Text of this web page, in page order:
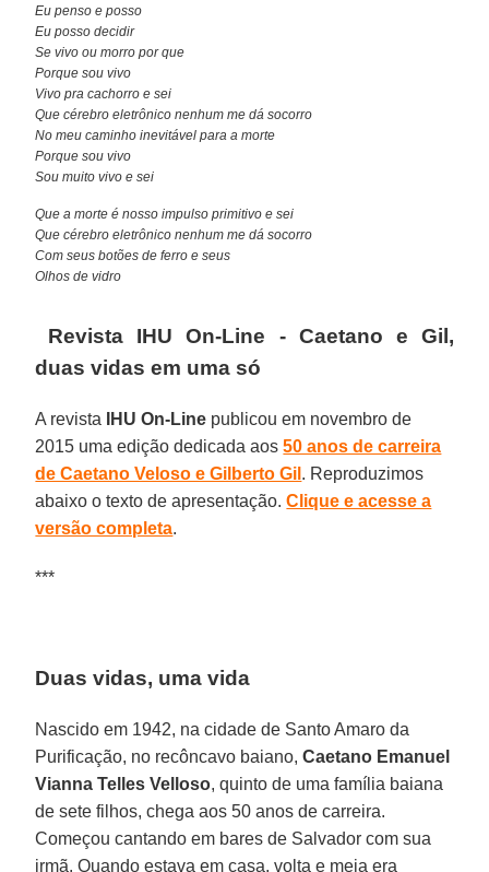
Eu penso e posso
Eu posso decidir
Se vivo ou morro por que
Porque sou vivo
Vivo pra cachorro e sei
Que cérebro eletrônico nenhum me dá socorro
No meu caminho inevitável para a morte
Porque sou vivo
Sou muito vivo e sei
Que a morte é nosso impulso primitivo e sei
Que cérebro eletrônico nenhum me dá socorro
Com seus botões de ferro e seus
Olhos de vidro
Revista IHU On-Line - Caetano e Gil,
duas vidas em uma só
A revista IHU On-Line publicou em novembro de
2015 uma edição dedicada aos50 anos de carreira
de Caetano Veloso e Gilberto Gil . Reproduzimos
abaixo o texto de apresentação.Clique e acesse a
versão completa.
***
Duas vidas, uma vida
Nascido em 1942, na cidade de Santo Amaro da
Purificação, no recôncavo baiano,Caetano Emanuel
Vianna Telles Velloso, quinto de uma família baiana
de sete filhos, chega aos 50 anos de carreira.
Começou cantando em bares de Salvador com sua
irmã. Quando estava em casa, volta e meia era